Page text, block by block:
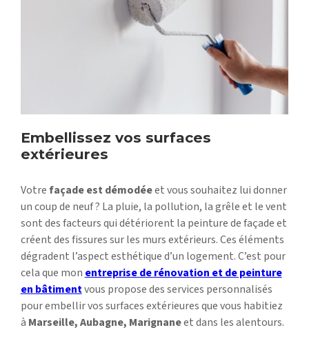
Embellissez vos surfaces
extérieures
Votrefaçade est démodéeet vous souhaitez lui donner
un coup de neuf ? La pluie, la pollution, la grêle et le vent
sont des facteurs qui détériorent la peinture de façade et
créent des fissures sur les murs extérieurs. Ces éléments
dégradent l’aspect esthétique d’un logement. C’est pour
cela que mon entreprise de rénovation et de peinture
en bâtimentvous propose des services personnalisés
pour embellir vos surfaces extérieures que vous habitiez
à Marseille, Aubagne, Marignaneet dans les alentours.